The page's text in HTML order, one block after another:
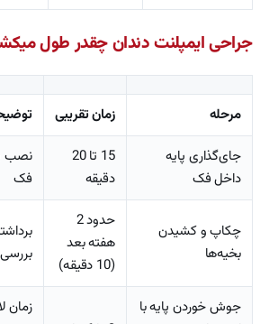
جراحی ایمپلنت دندان چقدر طول
مرحله زمان تقریبی
جای‌گذاری پایه
داخل فک
15 تا 20
دقیقه
نصب
فک
چکاپ و کشیدن
بخیه‌ها
حدود 2
هفته بعد
(10 دقیقه)
جوش خوردن پایه با
زمان